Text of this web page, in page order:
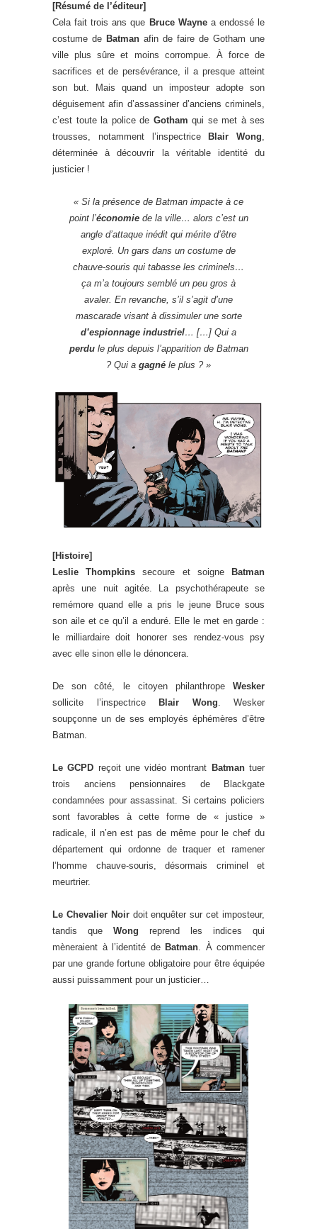
[Résumé de l’éditeur]
Cela fait trois ans que Bruce Waynea endossé le
costume de Batman afin de faire de Gotham une
ville plus sûre et moins corrompue. À force de
sacrifices et de persévérance, il a presque atteint
son but. Mais quand un imposteur adopte son
déguisement afin d’assassiner d’anciens criminels,
c’est toute la police de Gotham qui se met à ses
trousses, notamment l’inspectrice
Blair Wong,
déterminée à découvrir la véritable identité du
justicier !
« Si la présence de Batman impacte à ce
point l’économiede la ville… alors c’est un
angle d’attaque inédit qui mérite d’être
exploré. Un gars dans un costume de
chauve-souris qui tabasse les criminels…
ça m’a toujours semblé un peu gros à
avaler. En revanche, s’il s’agit d’une
mascarade visant à dissimuler une sorte
d’espionnage industriel… […] Qui a
perdule plus depuis l’apparition de Batman
? Qui a gagné le plus ?»
[Histoire]
Leslie Thompkins secoure et soigne
Batman
après une nuit agitée. La psychothérapeute se
remémore quand elle a pris le jeune Bruce sous
son aile et ce qu’il a enduré. Elle le met en garde :
le milliardaire doit honorer ses rendez-vous psy
avec elle sinon elle le dénoncera.
De son côté, le citoyen philanthrope Wesker
sollicite l’inspectrice
Blair Wong . Wesker
soupçonne un de ses employés éphémères d’être
Batman.
Le GCPD reçoit une vidéo montrant Batmantuer
trois anciens pensionnaires de Blackgate
condamnées pour assassinat. Si certains policiers
sont favorables à cette forme de « justice »
radicale, il n’en est pas de même pour le chef du
département qui ordonne de traquer et ramener
l’homme chauve-souris, désormais criminel et
meurtrier.
Le Chevalier Noirdoit enquêter sur cet imposteur,
tandis que Wong reprend les indices qui
mèneraient à l’identité de Batman . À commencer
par une grande fortune obligatoire pour être équipée
aussi puissamment pour un justicier…